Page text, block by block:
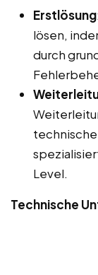
Erstlösung
lösen,
durch
Level.
Technische